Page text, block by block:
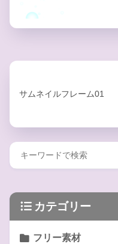
サムネイルフレーム01
カテゴリー
フリー素材